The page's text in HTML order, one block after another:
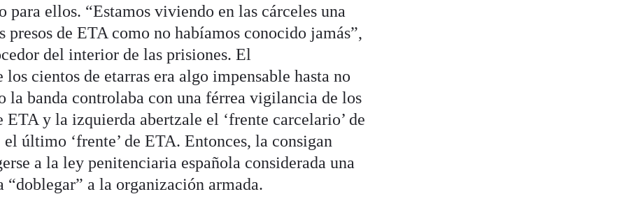
para ellos. “Estamos viviendo en las cárceles una
presos de ETA como no habíamos conocido jamás”,
del interior de las prisiones. El
cientos de etarras era algo impensable hasta no
la banda controlaba con una férrea vigilancia de los
ETA y la izquierda abertzale el ‘frente carcelario’ de
último ‘frente’ de ETA. Entonces, la consigan
a la ley penitenciaria española considerada una
“doblegar” a la organización armada.